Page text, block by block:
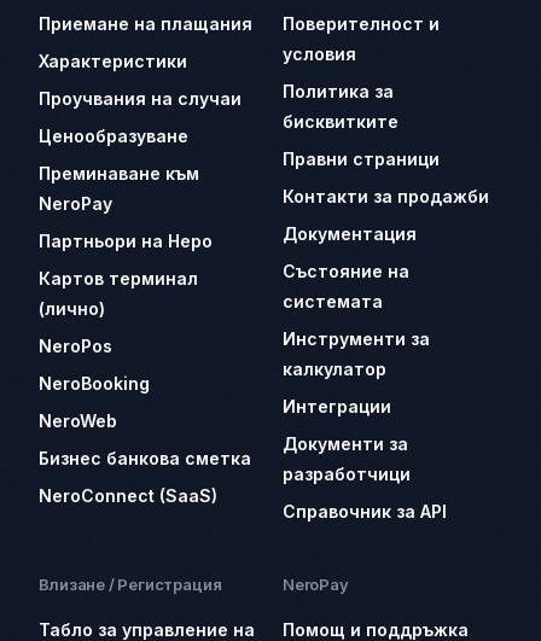
Приемане на плащания
Характеристики
Проучвания на случаи
Ценообразуване
Преминаване към
NeroPay
Партньори на Неро
Картов терминал
(лично)
NeroPos
NeroBooking
NeroWeb
Бизнес банкова сметка
NeroConnect (SaaS)
Поверителност и
условия
Политика за
бисквитките
Правни страници
Контакти за продажби
Документация
Състояние на
системата
Инструменти за
калкулатор
Интеграции
Документи за
разработчици
Справочник за API
Влизане / Регистрация
Табло за управление на
NeroPay
Помощ и поддръжка